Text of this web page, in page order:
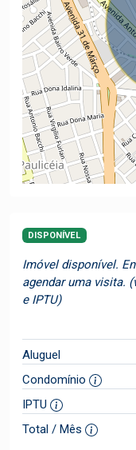
DISPONÍVEL
Imóvel disponível.
agendar uma visita.
e IPTU)
Aluguel
Condomínio
IPTU
Total / Mês